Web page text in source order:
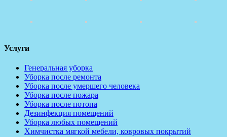
Услуги
Генеральная уборка
Уборка после ремонта
Уборка после умершего человека
Уборка после пожара
Уборка после потопа
Дезинфекция помещений
Уборка любых помещений
Химчистка мягкой мебели, ковровых покрытий